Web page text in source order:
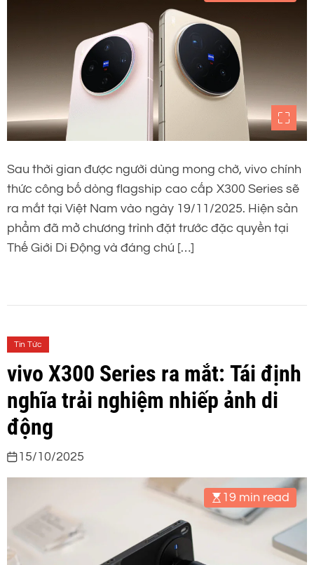
Sau thời gian được người dùng mong chờ, vivo chính
thức công bố dòng flagship cao cấp X300 Series sẽ
ra mắt tại Việt Nam vào ngày 19/11/2025. Hiện sản
phẩm đã mở chương trình đặt trước đặc quyền tại
Thế Giới Di Động và đáng chú […]
Tin Tức
vivo X300 Series ra mắt: Tái định
nghĩa trải nghiệm nhiếp ảnh di
động
15/10/2025
19 min read